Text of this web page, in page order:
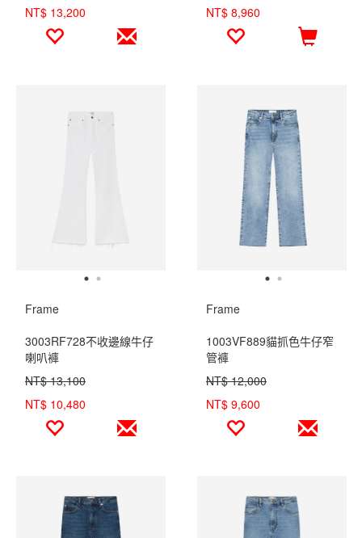
NT$ 13,200 NT$ 8,960
Frame
3003RF728不收邊線牛仔
喇叭褲
NT$ 13,100
NT$ 10,480
Frame
1003VF889貓抓色牛仔窄
管褲
NT$ 12,000
NT$ 9,600